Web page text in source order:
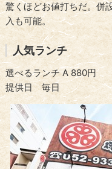
驚くほどお値打ちだ。併
入も可能。
人気ランチ
選べるランチ A 880円
提供日 毎日